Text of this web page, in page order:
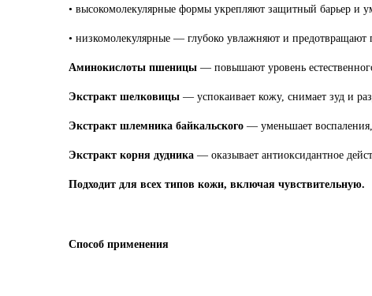
• высокомолекулярные формы укрепляют защитный барьер и
• низкомолекулярные — глубоко увлажняют и предотвращают
Аминокислоты пшеницы — повышают уровень
Экстракт шелковицы — успокаивает кожу, снимает зуд и
Экстракт шлемника байкальского — уменьшает воспаления,
Экстракт корня дудника — оказывает антиоксидантное
Подходит для всех типов кожи, включая чувствительную.
Способ применения